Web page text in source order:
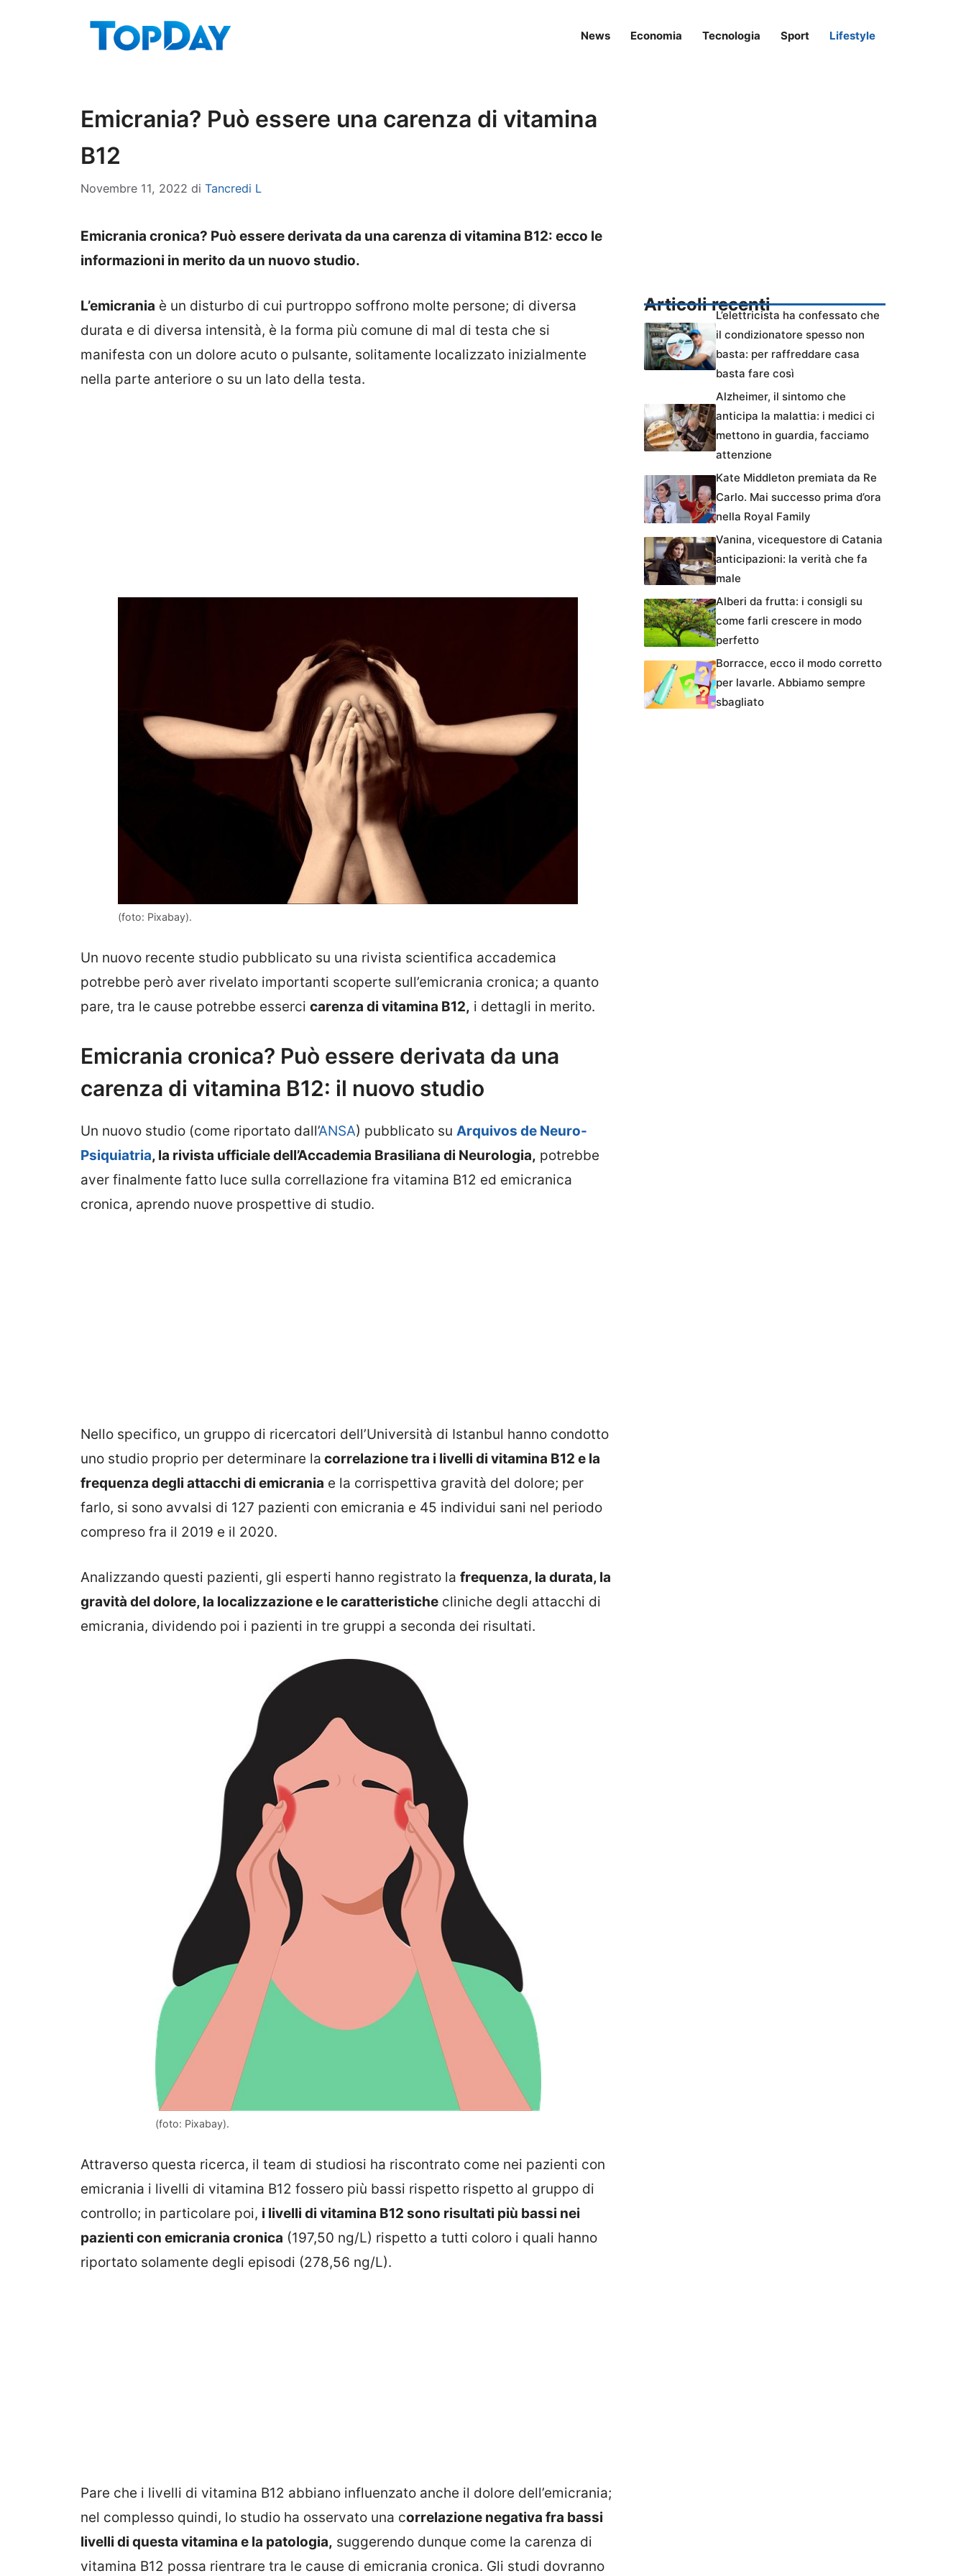
News Economia Tecnologia Sport Lifestyle
Emicrania? Può essere una carenza di vitamina
B12
Novembre 11, 2022 di Tancredi L
Emicrania cronica? Può essere derivata da una carenza di vitamina B12: ecco le
informazioni in merito da un nuovo studio.
L’emicrania è un disturbo di cui purtroppo soffrono molte persone; di diversa
durata e di diversa intensità, è la forma più comune di mal di testa che si
manifesta con un dolore acuto o pulsante, solitamente localizzato inizialmente
nella parte anteriore o su un lato della testa.
(foto: Pixabay).
Un nuovo recente studio pubblicato su una rivista scientifica accademica
potrebbe però aver rivelato importanti scoperte sull’emicrania cronica; a quanto
pare, tra le cause potrebbe esserci carenza di vitamina B12, i dettagli in merito.
Emicrania cronica? Può essere derivata da una
carenza di vitamina B12: il nuovo studio
Un nuovo studio (come riportato dall’ANSA) pubblicato su Arquivos de Neuro-
Psiquiatria, la rivista ufficiale dell’Accademia Brasiliana di Neurologia, potrebbe
aver finalmente fatto luce sulla correllazione fra vitamina B12 ed emicranica
cronica, aprendo nuove prospettive di studio.
Nello specifico, un gruppo di ricercatori dell’Università di Istanbul hanno condotto
uno studio proprio per determinare la correlazione tra i livelli di vitamina B12 e la
frequenza degli attacchi di emicrania e la corrispettiva gravità del dolore; per
farlo, si sono avvalsi di 127 pazienti con emicrania e 45 individui sani nel periodo
compreso fra il 2019 e il 2020.
Analizzando questi pazienti, gli esperti hanno registrato la frequenza, la durata, la
gravità del dolore, la localizzazione e le caratteristiche cliniche degli attacchi di
emicrania, dividendo poi i pazienti in tre gruppi a seconda dei risultati.
(foto: Pixabay).
Attraverso questa ricerca, il team di studiosi ha riscontrato come nei pazienti con
emicrania i livelli di vitamina B12 fossero più bassi rispetto rispetto al gruppo di
controllo; in particolare poi, i livelli di vitamina B12 sono risultati più bassi nei
pazienti con emicrania cronica (197,50 ng/L) rispetto a tutti coloro i quali hanno
riportato solamente degli episodi (278,56 ng/L).
Pare che i livelli di vitamina B12 abbiano influenzato anche il dolore dell’emicrania;
nel complesso quindi, lo studio ha osservato una correlazione negativa fra bassi
livelli di questa vitamina e la patologia, suggerendo dunque come la carenza di
vitamina B12 possa rientrare tra le cause di emicrania cronica. Gli studi dovranno
Articoli recenti
L’elettricista ha confessato che
il condizionatore spesso non
basta: per raffreddare casa
basta fare così
Alzheimer, il sintomo che
anticipa la malattia: i medici ci
mettono in guardia, facciamo
attenzione
Kate Middleton premiata da Re
Carlo. Mai successo prima d’ora
nella Royal Family
Vanina, vicequestore di Catania
anticipazioni: la verità che fa
male
Alberi da frutta: i consigli su
come farli crescere in modo
perfetto
Borracce, ecco il modo corretto
per lavarle. Abbiamo sempre
sbagliato